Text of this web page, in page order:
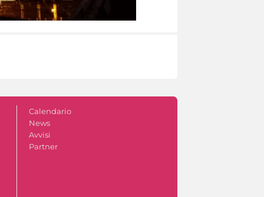
Calendario
News
Avvisi
Partner